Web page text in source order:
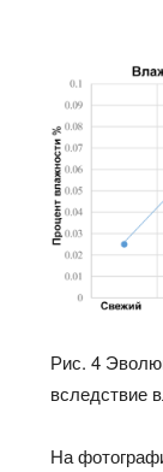
Рис. 4
вследствие
На